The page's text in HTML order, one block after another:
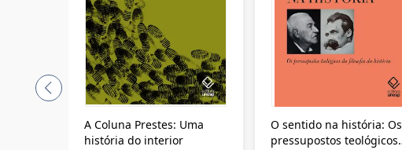
A Coluna Prestes: Uma
história do interior
O sentido na história: Os
pressupostos teológicos